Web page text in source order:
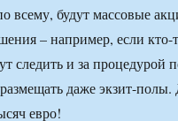
всему, будут массовые
– например, если
следить и за процедурой
даже экзит-
евро!